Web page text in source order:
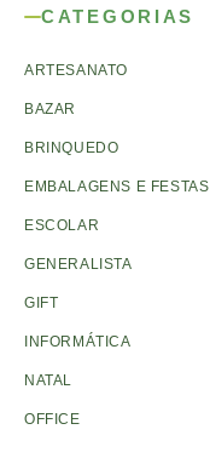
CATEGORIAS
ARTESANATO
BAZAR
BRINQUEDO
EMBALAGENS E FESTAS
ESCOLAR
GENERALISTA
GIFT
INFORMÁTICA
NATAL
OFFICE